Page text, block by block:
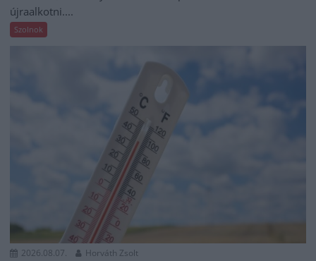
újraalkotni....
Szolnok
2026.08.07. Horváth Zsolt